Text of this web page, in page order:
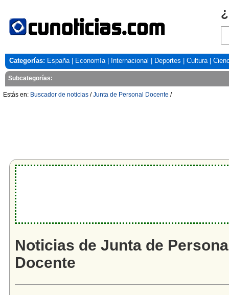
Categorías: España| Economía| Internacional Deportes Cultura|
Subcategorías:
Estás en: Buscador de noticias /Junta de Personal Docente /
Noticias de Junta de
Docente